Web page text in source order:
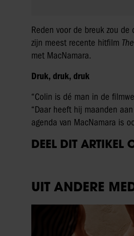
Reden voor de breuk zou
zijn meest recente hitfilm
met MacNamara.
Druk, druk, druk
“Colin is dé man in de
“Daar heeft hij maanden
agenda van MacNamara is
DEEL DIT
UIT ANDERE